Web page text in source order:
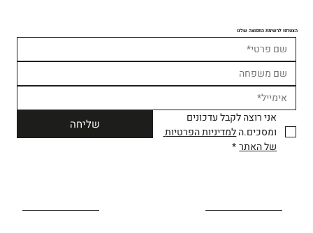
הצטרפו לרשימת התפוצה שלנו
ומסכים.ה
למדיניות הפרטיות
של האתר *
שליחה